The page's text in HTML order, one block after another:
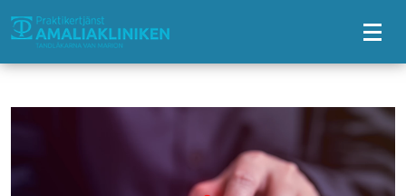
Tillgänglighetsmeny